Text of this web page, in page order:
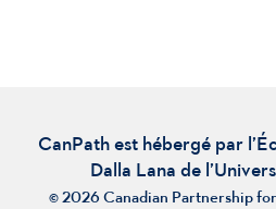
CanPath est hébergé par
Dalla Lana de
© 2026 Canadian Partnership